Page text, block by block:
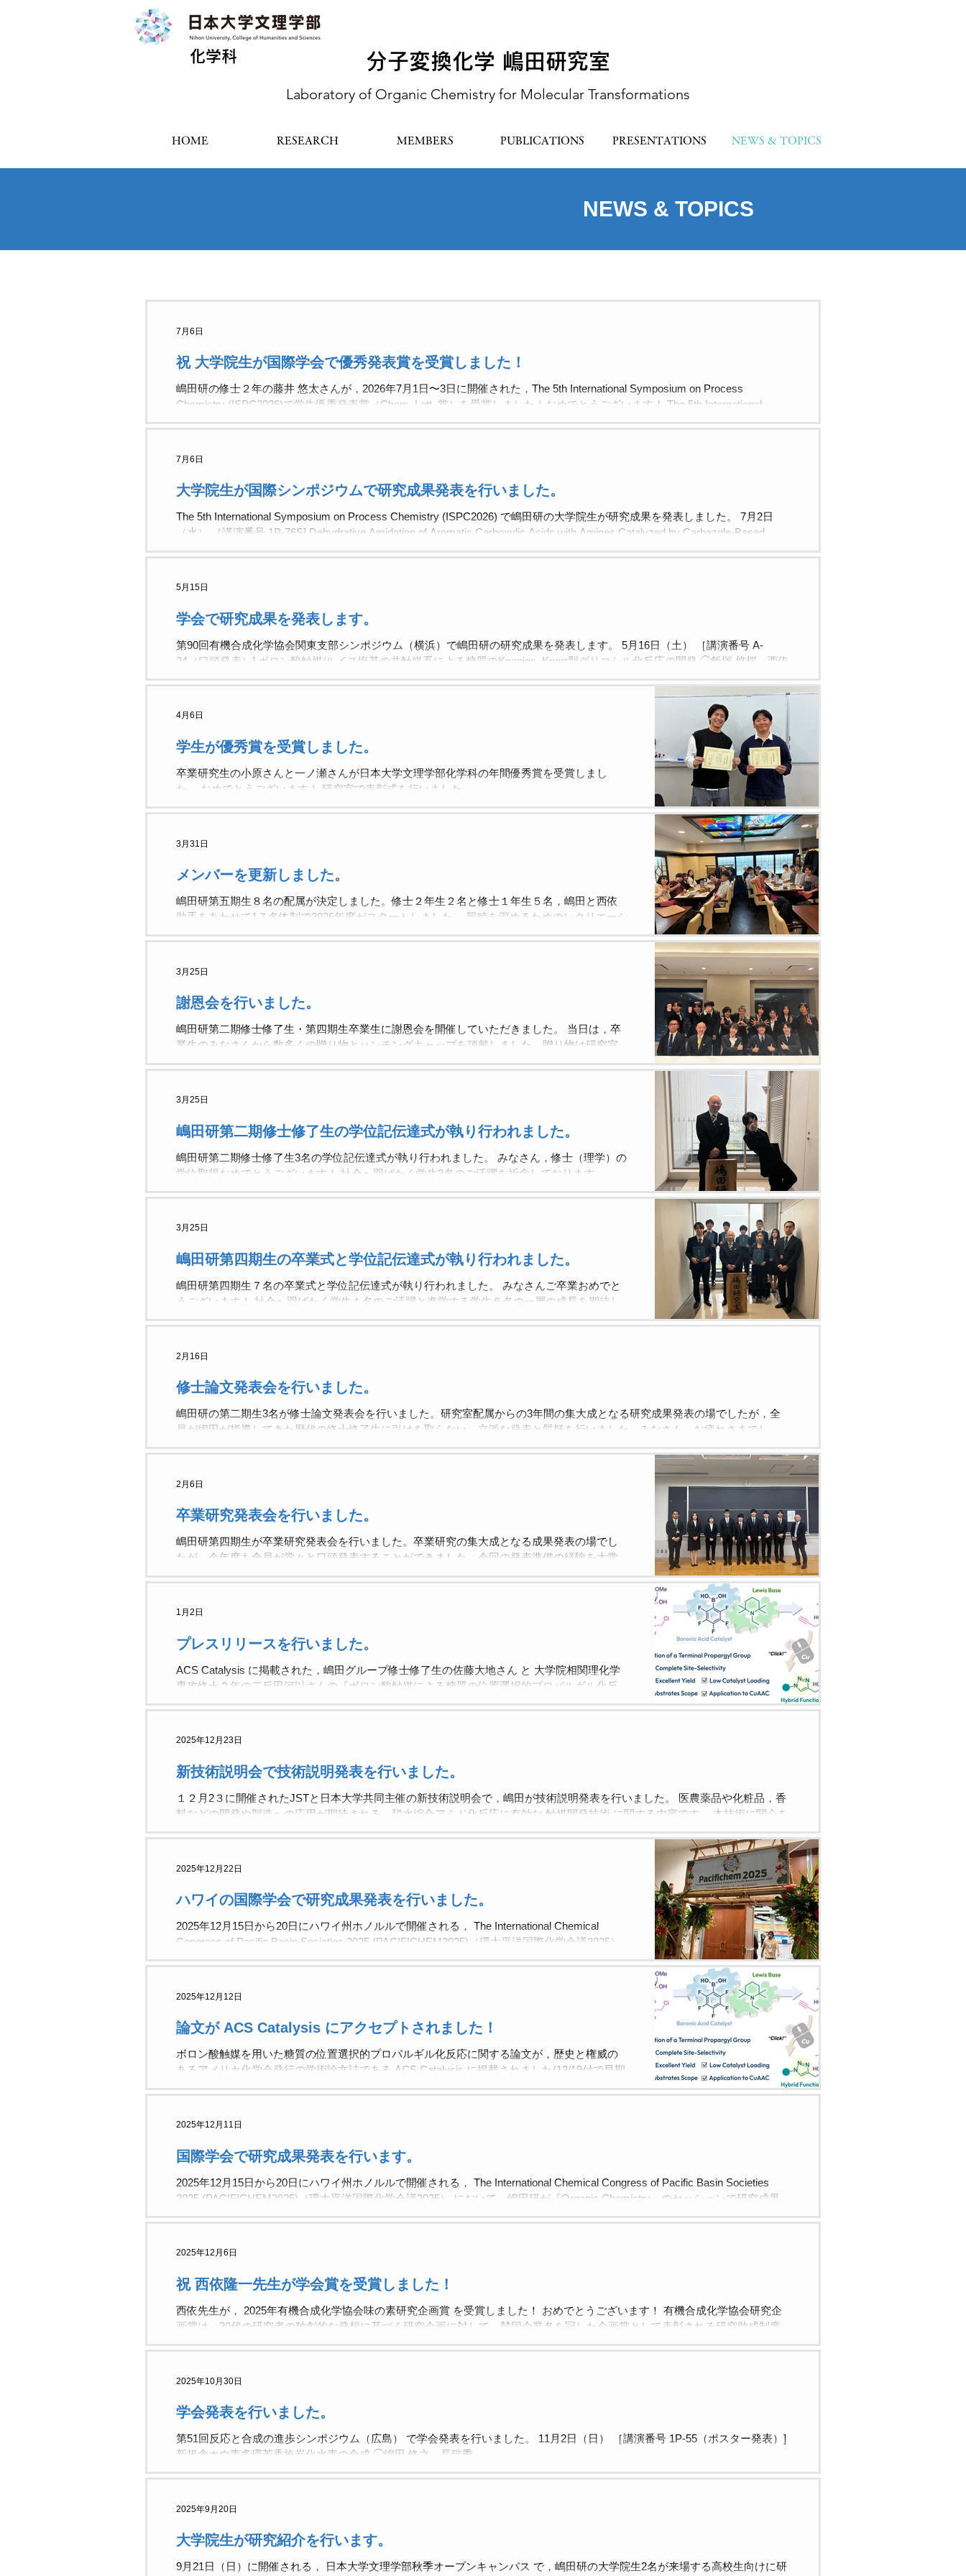
分子変換化学 嶋田研究室
Laboratory of Organic Chemistry for Molecular Transformations
化学科
HOME RESEARCH MEMBERS PUBLICATIONS PRESENTATIONS NEWS & TOPICS
NEWS & TOPICS
祝 大学院生が国際学会で優秀発表賞を受賞しました！
嶋田研の修士２年の藤井 悠太さんが，2026年7月1日〜3日に開催された，The 5th International Symposium on Process
Chemistry (ISPC2026)で学生優秀発表賞（Chem. Lett. 賞）を受賞しました！おめでとうございます！ The 5th International
Symposium on Process Chemistry Student Presentation Award (ISPC2026 Chem. Lett. Award） 演題番号1P-76S: Dehydrative
7月6日
大学院生が国際シンポジウムで研究成果発表を行いました。
The 5th International Symposium on Process Chemistry (ISPC2026) で嶋田研の大学院生が研究成果を発表しました。 7月2日
（水） ［講演番号 1P-76S] Dehydrative Amidation of Aromatic Carboxylic Acids with Amines Catalyzed by Carbazole-Based
Diboronic Acid Anhydride ◯Yuta Fujii, Ota Koyama, Xiaodong Liu, Ryuichi Nishiyori, Naoyuki Shimada
7月6日
学会で研究成果を発表します。
第90回有機合成化学協会関東支部シンポジウム（横浜）で嶋田研の研究成果を発表します。 5月16日（土） ［講演番号 A-
24（口頭発表）] ボロン酸触媒/ルイス塩基の共触媒系による糖質のKoenigs–Knorr型グリコシル化反応の開発 ◯飯塚 悠桜，西依
隆一，嶋田 修之 ［講演番号 A-25（口頭発表）] ボロン酸触媒/パラジウム錯体共触媒系による糖質の位置及び立体選択的グリコ
5月15日
学生が優秀賞を受賞しました。
卒業研究生の小原さんと一ノ瀬さんが日本大学文理学部化学科の年間優秀賞を受賞しまし
た。 おめでとうございます！ 研究室で表彰式を行いました。
4月6日
メンバーを更新しました。
嶋田研第五期生８名の配属が決定しました。修士２年生２名と修士１年生５名，嶋田と西依
助手をあわせて1７名体制で2026年度がスタートしました。 親睦を深めるためのレクリエーシ
ョンを開催しました。
3月31日
謝恩会を行いました。
嶋田研第二期修士修了生・第四期生卒業生に謝恩会を開催していただきました。 当日は，卒
業生のみなさんから数多くの贈り物とハンチングキャップを頂戴しました。贈り物は研究室
に飾らせていただきます。どうもありがとうございました。 みなさんそれぞれの進路は異な
3月25日
嶋田研第二期修士修了生の学位記伝達式が執り行われました。
嶋田研第二期修士修了生3名の学位記伝達式が執り行われました。 みなさん，修士（理学）の
学位取得おめでとうございます！ 社会へ羽ばたく学生3名のご活躍を祈念しております。
3月25日
嶋田研第四期生の卒業式と学位記伝達式が執り行われました。
嶋田研第四期生７名の卒業式と学位記伝達式が執り行われました。 みなさんご卒業おめでと
うございます！ 社会へ羽ばたく学生１名のご活躍と進学する学生６名の一層の成長を期待し
ています。
3月25日
修士論文発表会を行いました。
嶋田研の第二期生3名が修士論文発表会を行いました。研究室配属からの3年間の集大成となる研究成果発表の場でしたが，全
員が嶋田が指導してきた歴代の修士修了生に引けを取らない，立派な発表と質疑を行いました。みなさん，お疲れさまでし
た。
2月16日
卒業研究発表会を行いました。
嶋田研第四期生が卒業研究発表会を行いました。卒業研究の集大成となる成果発表の場でし
たが，今年度も全員が堂々と口頭発表することができました。今回の発表準備の経験を大学
院に進学する学生にはもちろんのこと，就職する学生にも活かしてもらいたいと思います。
2月6日
プレスリリースを行いました。
ACS Catalysis に掲載された，嶋田グループ修士修了生の佐藤大地さん と 大学院相関理化学
専攻修士２年の二反田河以さんの『ボロン酸触媒による糖質の位置選択的プロパルギル化反
応とクリック反応への応用』の論文に関して プレスリリース を行いました。 日本大学文
付与する新技術を開発〜入手容易なボロン酸を触媒に利用 次世代医薬品創製に道〜」
を開発〜入手容易なボロン酸を触媒に利用 次世代医薬品創製に道〜 河北新報 ONLINE
2025.12.24 【日本大学】糖質に特定機能を簡便に付与する新技術を開発〜入手容易なボロン
酸を触媒に利用 次世代医薬品創製に道〜 ZDNET Japan プレスリリース 2025.12.24 【日本
大学】糖質に特定機能を簡便に付与する新技術を開発〜入手容易なボロン酸を触媒に利用 次
1月2日
新技術説明会で技術説明発表を行いました。
１２月2３に開催されたJSTと日本大学共同主催の新技術説明会で，嶋田が技術説明発表を行いました。 医農薬品や化粧品，香
料などの開発や製造への応用が期待される，脱水縮合アミド化反応に有効な 触媒開発技術 に関する内容です。 本技術に関心を
もたれた方は，下記 日本大学産官学連携知財センター( NUBIC )，もしくは嶋田まで，お気軽にご連絡ください。 日本大学産官
学連携知財センター TEL：03-5275-8139 E-mail：nubic@nihon-u.ac.jp 日本大学文理学部化学科分子変換化学研究室 嶋田修之 E-
2025年12月23日
ハワイの国際学会で研究成果発表を行いました。
2025年12月15日から20日にハワイ州ホノルルで開催される， The International Chemical
Congress of Pacific Basin Societies 2025 (PACIFICHEM2025)（環太平洋国際化学会議2025）
において，嶋田研が『Organic Chemistry』のセッションで研究成果の発表を行いました。
ワイ大学化学科も訪問しました（キャンパス内のストックルームにあるアセトンの溶媒缶の
大きさは，二反田くんとの比較でお分かりになるかと思います）。 嶋田グループで学位を取
得し，現在Tius研で博士研究員をしている高橋 那央也博士のお計らいで，Tius研のあるフロア
でラナイパーティーも開催していただきました。 嶋田の恩師である，Tius先生は現在もなお
精力的に研究活動をされております。 １２月１８日（火） ［Pos
2025年12月22日
論文が ACS Catalysis にアクセプトされました！
ボロン酸触媒を用いた糖質の位置選択的プロパルギル化反応に関する論文が，歴史と権威の
あるアメリカ化学会発行の学術論文誌である ACS Catalysis に掲載されました(12/19付で早期
公開されました）。 ACS Catalysis は，触媒開発分野のトップジャーナルです。 Boronic Acid
https://doi.org/10.1021/acscatal.5c07548 嶋田研修了生の佐藤大地修士，大学院相関理化学専
攻修士２年の二反田河以さんが実験者として主たる貢献をした研究成果です。 適切なルイ
ス塩基共存下，プロパルギルモノクラートを求電子剤，電子不足芳香族ボロン酸を触媒して
用いることにより，糖質ヒ
2025年12月12日
国際学会で研究成果発表を行います。
2025年12月15日から20日にハワイ州ホノルルで開催される， The International Chemical Congress of Pacific Basin Societies
2025 (PACIFICHEM2025)（環太平洋国際化学会議2025） において，嶋田研が『Organic Chemistry』のセッションで研究成果
の発表を行います。 PACIFICHEMは，5年毎にホノルルで開催される，最大規模の化学系国際学会です。 １２月１８日（火）
Kazuma Irisawa , Yuki Nakamura, Makoto Wakatsuki, Atsunari, Kanda, Naoyuki Shimada ［Poster Presentation No. 351] Boronic
2025年12月11日
祝 西依隆一先生が学会賞を受賞しました！
西依先生が， 2025年有機合成化学協会味の素研究企画賞 を受賞しました！ おめでとうございます！ 有機合成化学協会研究企
画賞は，30代の研究者の独創的な発想に基づく研究企画に対して，賛同企業名を冠した企画賞として表彰される研究助成制度
です。 歴代の受賞者の多くが，その後優秀な有機合成化学者と活躍している栄誉ある賞です。 西依先生の益々のご発展を楽し
2025年12月6日
学会発表を行いました。
第51回反応と合成の進歩シンポジウム（広島） で学会発表を行いました。 11月2日（日） ［講演番号 1P-55（ポスター発表）]
新規含ホウ素多環芳香族炭化水素の合成 ◯嶋田 修之，長瑞季
2025年10月30日
大学院生が研究紹介を行います。
9月21日（日）に開催される， 日本大学文理学部秋季オープンキャンパス で，嶋田研の大学院生2名が来場する高校生向けに研
2025年9月20日